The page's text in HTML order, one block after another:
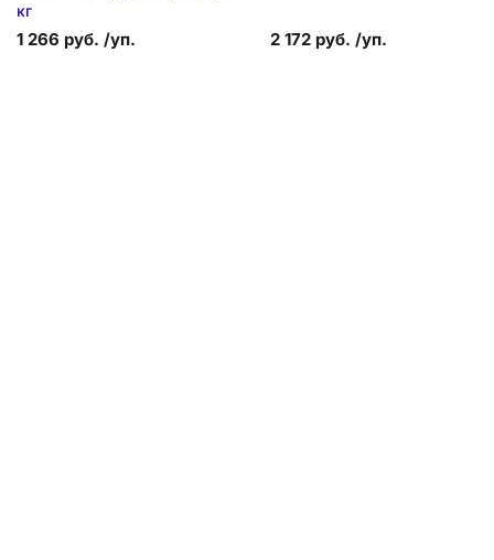
кг
1 266 руб. /уп. 2 172 руб. /уп.